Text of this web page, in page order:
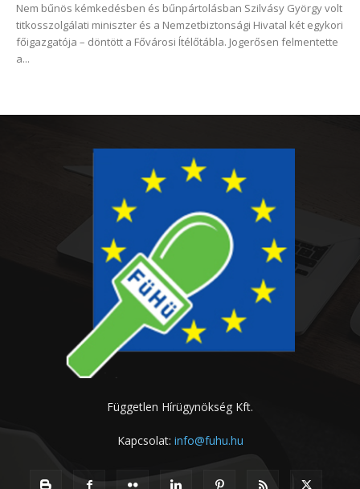
Nem bűnös kémkedésben és bűnpártolásban Szilvásy György volt
titkosszolgálati miniszter és a Nemzetbiztonsági Hivatal két egykori
főigazgatója – döntött a Fővárosi Ítélőtábla. Jogerősen felmentette
a...
Független Hírügynökség Kft.
Kapcsolat: info@fuhu.hu